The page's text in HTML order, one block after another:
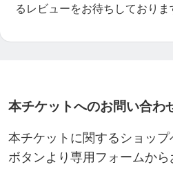
るレビューをお待ちしておりま
本チケットへのお問い合わ
本チケットに関するショッ
ボタンより専用フォームから